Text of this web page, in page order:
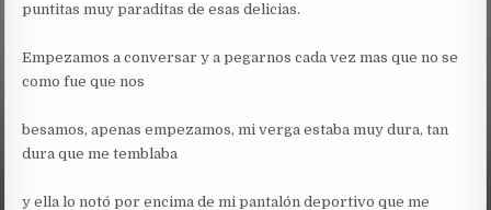
puntitas muy paraditas de esas delicias.
Empezamos a conversar y a pegarnos cada vez mas que no se
como fue que nos
besamos, apenas empezamos, mi verga estaba muy dura, tan
dura que me temblaba
y ella lo notó por encima de mi pantalón deportivo que me